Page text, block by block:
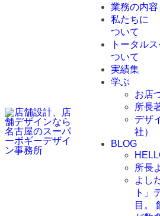
業務の内容
私たちに
ついて
トータル
ついて
実績集
学ぶ
お店
所長
デザ
社）
BLOG
所長
よし
ト」
目。